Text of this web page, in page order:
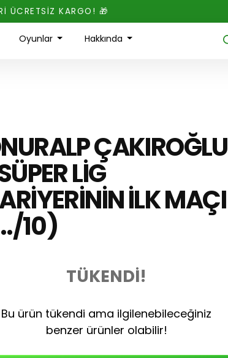
ÜCRETSİZ KARGO! 🎁
Oyunlar Hakkında
ÇAKIROĞLU
LİG
İLK MAÇI
10)
TÜKENDİ!
Bu ürün tükendi ama ilgilenebileceğiniz
benzer ürünler olabilir!